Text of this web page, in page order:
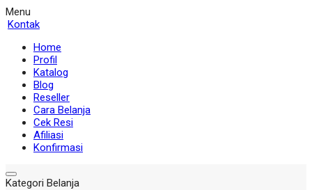
Menu
Kontak
Home
Profil
Katalog
Blog
Reseller
Cara Belanja
Cek Resi
Afiliasi
Konfirmasi
Kategori Belanja